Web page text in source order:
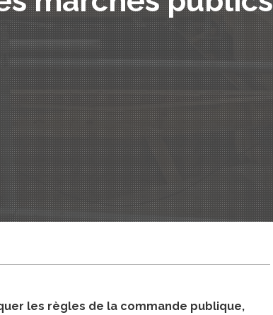
les règles de la commande publique,